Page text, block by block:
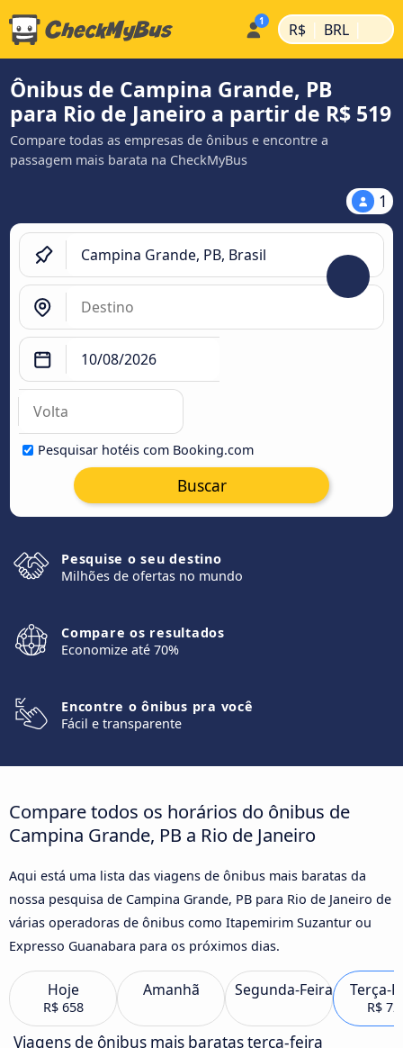
R$ | BRL |
Ônibus de Campina Grande, PB
para Rio de Janeiro a partir de R$ 519
Compare todas as empresas de ônibus e encontre a
passagem mais barata na CheckMyBus
1
Pesquisar hotéis com Booking.com
Buscar
Pesquise o seu destino
Milhões de ofertas no mundo
Compare os resultados
Economize até 70%
Encontre o ônibus pra você
Fácil e transparente
Compare todos os horários do ônibus de
Campina Grande, PB a Rio de Janeiro
Aqui está uma lista das viagens de ônibus mais baratas da
nossa pesquisa de Campina Grande, PB para Rio de Janeiro de
várias operadoras de ônibus como Itapemirim Suzantur ou
Expresso Guanabara para os próximos dias.
Hoje
R$ 658
Amanhã Segunda-Feira Terça-
R$
Viagens de ônibus mais baratas terça-feira